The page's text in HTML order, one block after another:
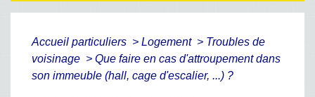
Accueil particuliers > Logement > Troubles de
voisinage > Que faire en cas d'attroupement dans
son immeuble (hall, cage d'escalier, ...) ?